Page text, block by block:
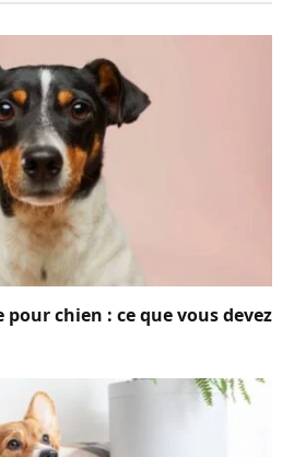
chien : ce que vous devez